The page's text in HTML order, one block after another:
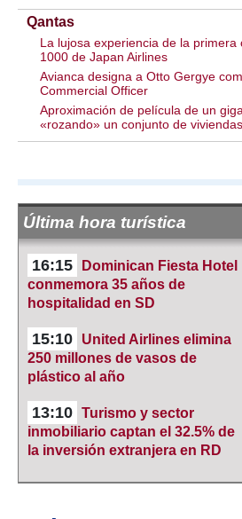
Qantas
La lujosa experiencia de la primera
1000 de Japan Airlines
Avianca designa a Otto Gergye
Commercial Officer
Aproximación de película de un
«rozando» un conjunto de viviendas
Última hora turística
16:15
Dominican Fiesta Hotel
conmemora 35 años de
hospitalidad en SD
15:10
United Airlines elimina
250 millones de vasos de
plástico al año
13:10 Turismo y sector
inmobiliario captan el 32.5% de
la inversión extranjera en RD